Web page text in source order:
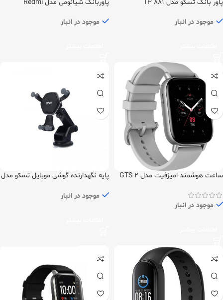
پاور بانک تسکو مدل TP 881
موجود در انبار
پاوربانک شیائومی مدل Redmi
ساعتموجود در انبار
ساعت هوشمند امیزفیت مدل GTS 2
موجود در انبار
پایه نگهدارنده گوشی موبایل تسکو مدل
موجود در انبار